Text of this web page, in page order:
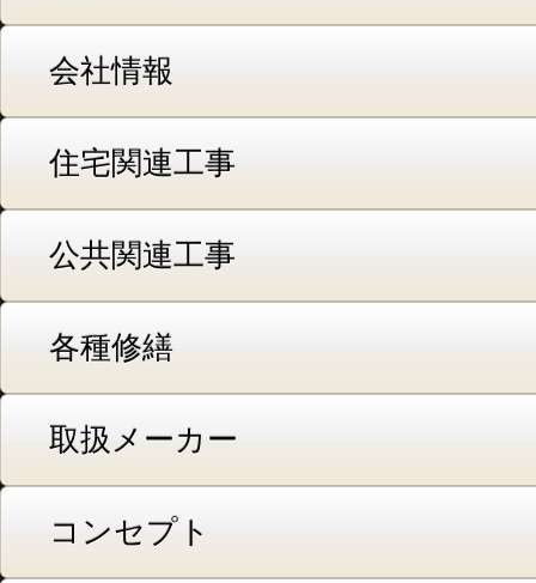
会社情報
住宅関連工事
公共関連工事
各種修繕
取扱メーカー
コンセプト